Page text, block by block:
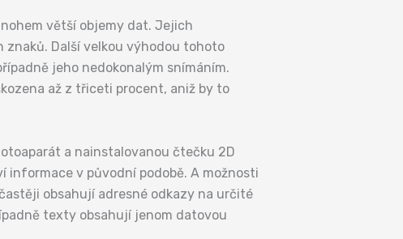
větší objemy dat. Jejich
Další velkou výhodou tohoto
jeho nedokonalým snímáním.
až z třiceti procent, aniž by to
a nainstalovanou čtečku 2D
v původní podobě. A možnosti
obsahují adresné odkazy na určité
texty obsahují jenom datovou